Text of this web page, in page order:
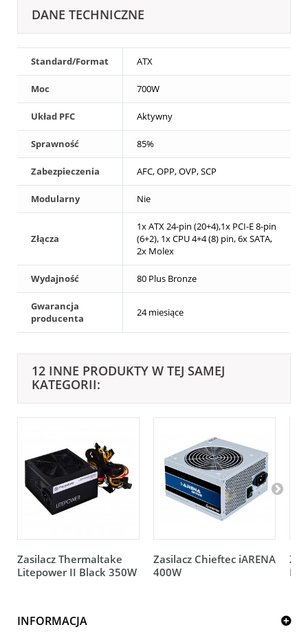
DANE TECHNICZNE
Standard/Format ATX
Moc 700W
Układ PFC Aktywny
Sprawność 85%
Zabezpieczenia AFC, OPP, OVP, SCP
Modularny Nie
Złącza
1x ATX 24-pin (20+4),1x PCI-E 8-pin
(6+2), 1x CPU 4+4 (8) pin, 6x SATA,
2x Molex
Wydajność 80 Plus Bronze
Gwarancja
producenta
24 miesiące
12 INNE PRODUKTY W TEJ SAMEJ
KATEGORII:
Zasilacz Thermaltake
Litepower II Black 350W
Zasilacz Chieftec iARENA
400W
INFORMACJA